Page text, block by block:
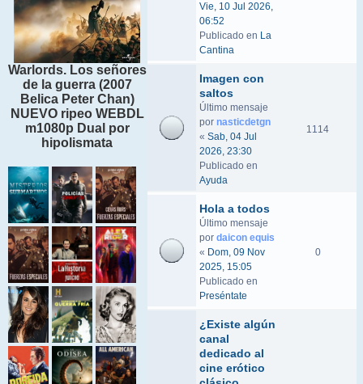
Warlords. Los señores
de la guerra (2007
Belica Peter Chan)
NUEVO ripeo WEBDL
m1080p Dual por
hipolismata
Vie, 10 Jul 2026,
06:52
Publicado en La
Cantina
Imagen con
saltos
Último mensaje
por nasticdetgn
« Sab, 04 Jul
2026, 23:30
Publicado en
Ayuda
1114
Hola a todos
Último mensaje
por daicon equis
« Dom, 09 Nov
2025, 15:05
Publicado en
Preséntate
0
¿Existe algún
canal
dedicado al
cine erótico